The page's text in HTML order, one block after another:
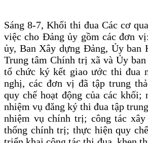
Sáng 8-7, Khối thi đua Các cơ
việc cho Đảng ủy gồm các đơn
ủy, Ban Xây dựng Đảng, Ủy ban
Trung tâm Chính trị xã và Ủy
tổ chức ký kết giao ước thi đua
nghị, các đơn vị đã tập trung
quy chế hoạt động của các khối;
nhiệm vụ đăng ký thi đua tập
nhiệm vụ chính trị; công tác
thống chính trị; thực hiện quy